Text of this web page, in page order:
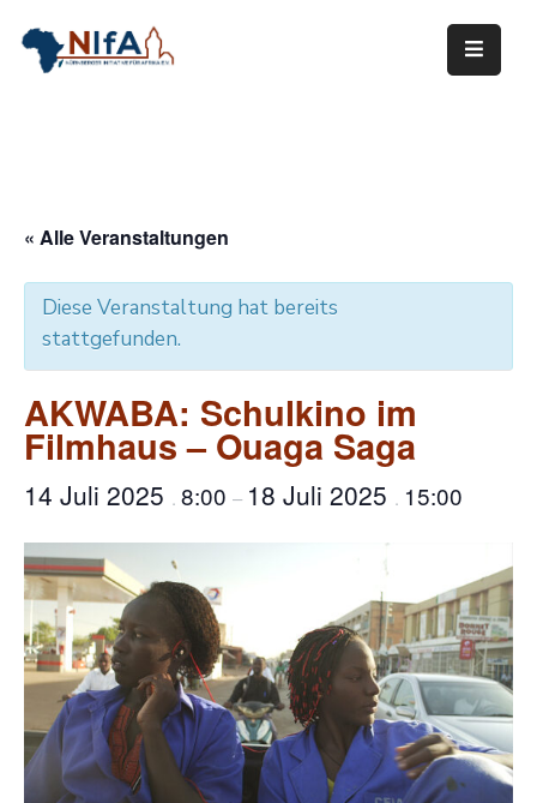
Termine
Mediathek
Kontakt
« Alle Veranstaltungen
Diese Veranstaltung hat bereits
stattgefunden.
AKWABA: Schulkino im
Filmhaus – Ouaga Saga
14 Juli 2025 . 8:00 – 18 Juli 2025 . 15:00